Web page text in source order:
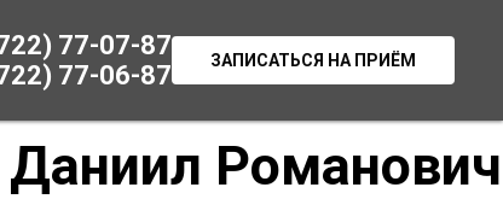
77-07-87
77-06-87
ЗАПИСАТЬСЯ НА ПРИЁМ
Романович